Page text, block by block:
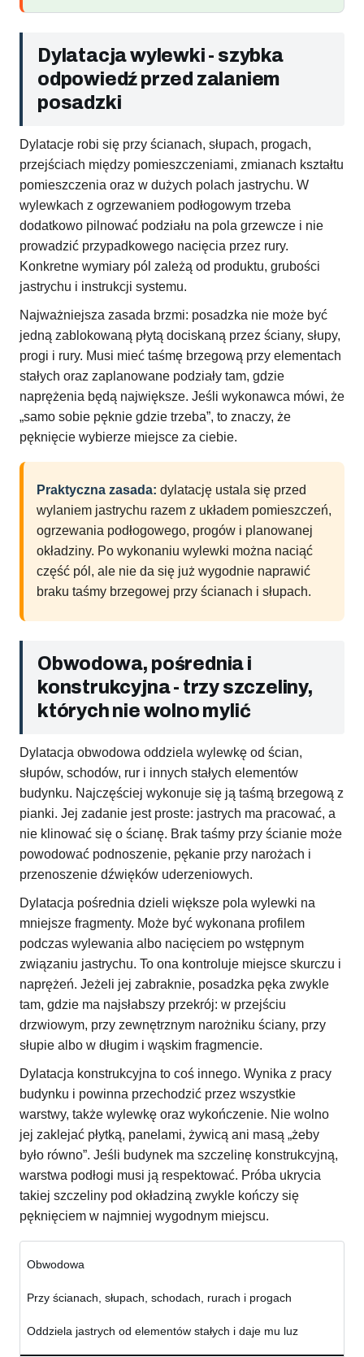
Dylatacja wylewki - szybka
odpowiedź przed zalaniem
posadzki
Dylatacje robi się przy ścianach, słupach, progach,
przejściach między pomieszczeniami, zmianach kształtu
pomieszczenia oraz w dużych polach jastrychu. W
wylewkach z ogrzewaniem podłogowym trzeba
dodatkowo pilnować podziału na pola grzewcze i nie
prowadzić przypadkowego nacięcia przez rury.
Konkretne wymiary pól zależą od produktu, grubości
jastrychu i instrukcji systemu.
Najważniejsza zasada brzmi: posadzka nie może być
jedną zablokowaną płytą dociskaną przez ściany, słupy,
progi i rury. Musi mieć taśmę brzegową przy elementach
stałych oraz zaplanowane podziały tam, gdzie
naprężenia będą największe. Jeśli wykonawca mówi, że
„samo sobie pęknie gdzie trzeba”, to znaczy, że
pęknięcie wybierze miejsce za ciebie.
Praktyczna zasada: dylatację ustala się przed
wylaniem jastrychu razem z układem pomieszczeń,
ogrzewania podłogowego, progów i planowanej
okładziny. Po wykonaniu wylewki można naciąć
część pól, ale nie da się już wygodnie naprawić
braku taśmy brzegowej przy ścianach i słupach.
Obwodowa, pośrednia i
konstrukcyjna - trzy szczeliny,
których nie wolno mylić
Dylatacja obwodowa oddziela wylewkę od ścian,
słupów, schodów, rur i innych stałych elementów
budynku. Najczęściej wykonuje się ją taśmą brzegową z
pianki. Jej zadanie jest proste: jastrych ma pracować, a
nie klinować się o ścianę. Brak taśmy przy ścianie może
powodować podnoszenie, pękanie przy narożach i
przenoszenie dźwięków uderzeniowych.
Dylatacja pośrednia dzieli większe pola wylewki na
mniejsze fragmenty. Może być wykonana profilem
podczas wylewania albo nacięciem po wstępnym
związaniu jastrychu. To ona kontroluje miejsce skurczu i
naprężeń. Jeżeli jej zabraknie, posadzka pęka zwykle
tam, gdzie ma najsłabszy przekrój: w przejściu
drzwiowym, przy zewnętrznym narożniku ściany, przy
słupie albo w długim i wąskim fragmencie.
Dylatacja konstrukcyjna to coś innego. Wynika z pracy
budynku i powinna przechodzić przez wszystkie
warstwy, także wylewkę oraz wykończenie. Nie wolno
jej zaklejać płytką, panelami, żywicą ani masą „żeby
było równo”. Jeśli budynek ma szczelinę konstrukcyjną,
warstwa podłogi musi ją respektować. Próba ukrycia
takiej szczeliny pod okładziną zwykle kończy się
pęknięciem w najmniej wygodnym miejscu.
Obwodowa
Przy ścianach, słupach, schodach, rurach i progach
Oddziela jastrych od elementów stałych i daje mu luz